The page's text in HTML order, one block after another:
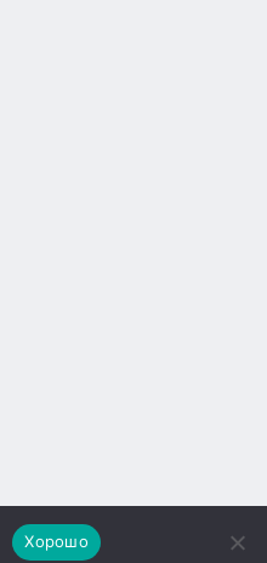
Хорошо